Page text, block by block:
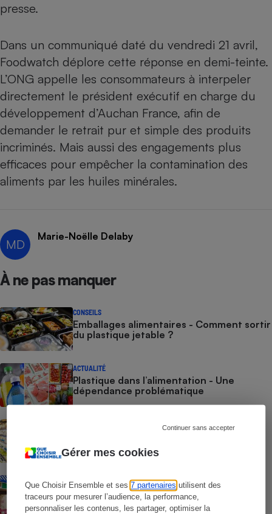
Gérer mes cookies
Que Choisir Ensemble et ses7 partenaires utilisent des
traceurs pour mesurer l’audience, la performance,
personnaliser les contenus, les partager, optimiser la
Continuer sans accepter
presse.
Dans un communiqué daté du vendredi 21 avril,
Foodwatch déplore cette réponse en demi-teinte.
L’ONG appelle les consommateurs à interpeler
directement le président exécutif en charge du
développement d’Auchan France, afin de
demander le retrait pur et simple des produits
incriminés. Mais aussi des engagements plus
efficaces pour empêcher la contamination des
aliments par les huiles minérales.
MD
Marie-Noëlle Delaby
À ne pas manquer
CONSEILS
Emballages alimentaires - Comment sortir
du plastique jetable ?
ACTUALITÉ
Plastique dans l’alimentation - Une
dépendance problématique
contaminants dans le corps humain
ENQUÊTE
Huiles minérales - Elles sont enfin
bannies !